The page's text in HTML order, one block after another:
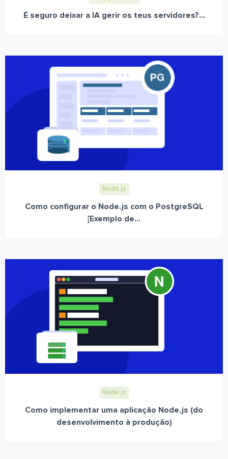
É seguro deixar a IA gerir os teus servidores?...
Node.js
Como configurar o Node.js com o PostgreSQL
[Exemplo de...
Node.js
Como implementar uma aplicação Node.js (do
desenvolvimento à produção)